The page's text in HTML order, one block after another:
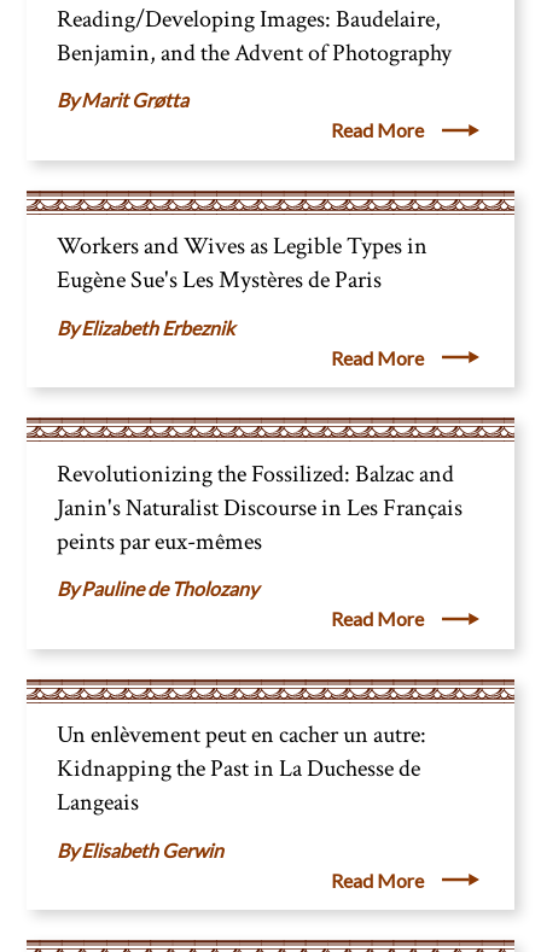
Reading/Developing Images: Baudelaire,
Benjamin, and the Advent of Photography
Marit Grøtta
Read More
Workers and Wives as Legible Types in
Eugène Sue's Les Mystères de Paris
Elizabeth Erbeznik
Read More
Revolutionizing the Fossilized: Balzac and
Janin's Naturalist Discourse in Les Français
peints par eux-mêmes
Pauline de Tholozany
Read More
Un enlèvement peut en cacher un autre:
Kidnapping the Past in La Duchesse de
Langeais
Elisabeth Gerwin
Read More